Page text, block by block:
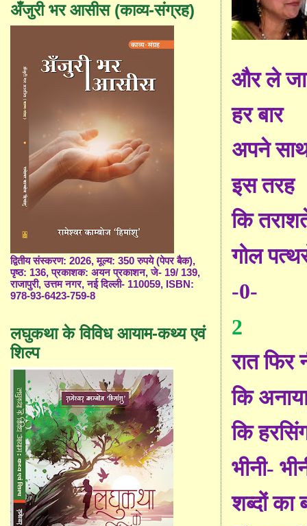
और ले
हर बार
अपने
इस तरह
कि
गोल
-0-
2
रात फिर
कि
कि
भीनी-
शब्दों का
अँजुरी भर आसीस (काव्य-संग्रह)
द्वितीय संस्करण: 2026, मूल्य: 350 रुपये (पेपर बैक),
पृष्ठ: 136, प्रकाशक: अयन प्रकाशन, जे- 19/ 139,
राजापुरी, उत्तम नगर, नई दिल्ली- 110059, ISBN:
978-93-6423-759-8
लघुकथा के विविध आयाम-कथ्य एवं
शिल्प